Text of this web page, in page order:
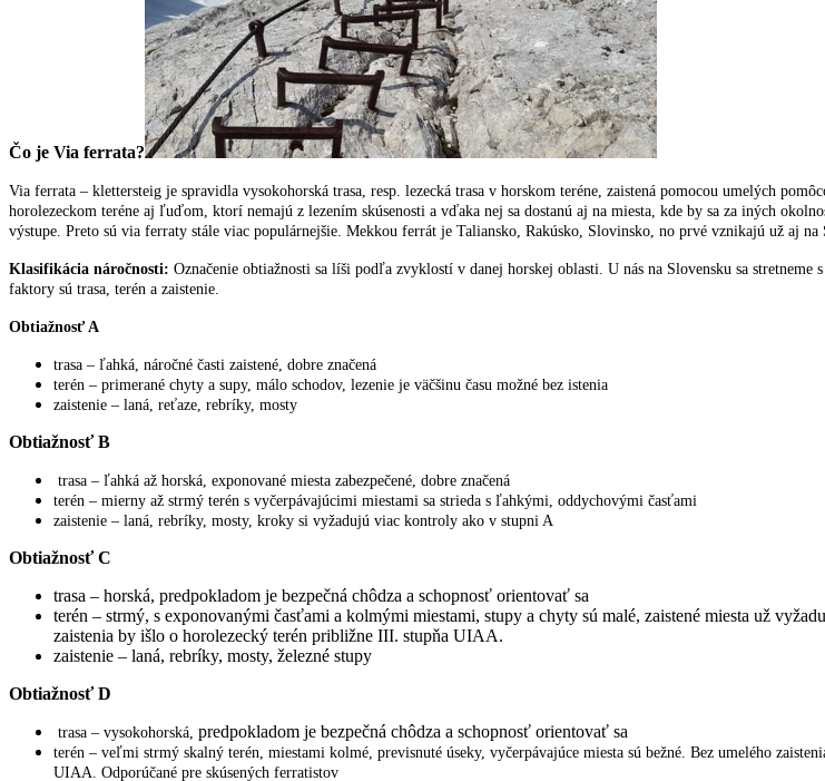
Čo je Via ferrata?
Via ferrata – klettersteig je spravidla vysokohorská trasa, resp. lezecká trasa v horskom teréne, zaistená pomocou umelých
horolezeckom teréne aj ľuďom, ktorí nemajú z lezením skúsenosti a vďaka nej sa dostanú aj na miesta, kde by sa za iných
výstupe. Preto sú via ferraty stále viac populárnejšie. Mekkou ferrát je Taliansko, Rakúsko, Slovinsko, no prvé vznikajú už aj na
Klasifikácia náročnosti: Označenie obtiažnosti sa líši podľa zvyklostí v danej horskej oblasti. U nás na Slovensku sa
faktory sú trasa, terén a zaistenie.
Obtiažnosť A
trasa – ľahká, náročné časti zaistené, dobre značená
terén – primerané chyty a supy, málo schodov, lezenie je väčšinu času možné bez istenia
zaistenie – laná, reťaze, rebríky, mosty
Obtiažnosť B
trasa – ľahká až horská, exponované miesta zabezpečené, dobre značená
terén – mierny až strmý terén s vyčerpávajúcimi miestami sa strieda s ľahkými, oddychovými časťami
zaistenie – laná, rebríky, mosty, kroky si vyžadujú viac kontroly ako v stupni A
Obtiažnosť C
trasa – horská, predpokladom je bezpečná chôdza a schopnosť orientovať sa
terén – strmý, s exponovanými časťami a kolmými miestami, stupy a chyty sú malé, zaistené miesta už
zaistenia by išlo o horolezecký terén približne III. stupňa UIAA.
zaistenie – laná, rebríky, mosty, železné stupy
Obtiažnosť D
trasa – vysokohorská, predpokladom je bezpečná chôdza a schopnosť orientovať sa
terén – veľmi strmý skalný terén, miestami kolmé, previsnuté úseky, vyčerpávajúce miesta sú bežné. Bez umelého
UIAA. Odporúčané pre skúsených ferratistov